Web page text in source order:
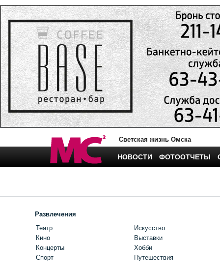
Светская жизнь Омска
НОВОСТИ ФОТООТЧЕТЫ
Развлечения
Театр
Кино
Концерты
Спорт
Искусство
Выставки
Хобби
Путешествия